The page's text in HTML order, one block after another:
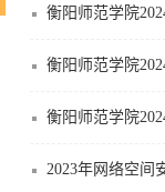
衡阳师范学院
衡阳师范学院
衡阳师范学院
2023年网络空间